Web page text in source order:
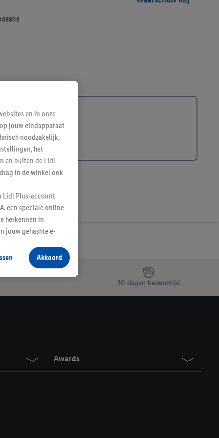
30 dagen bedenktijd
Awards
en in onze
jouw eindapparaat
noodzakelijk,
het
en buiten de Lidl-
in de winkel ook
Lidl Plus-account
een speciale online
herkennen in
jouw gehashte e-
producten waarin je
te plaatsen
verschillende
kunnen worden
vergelijkbare
in te
Akkoord